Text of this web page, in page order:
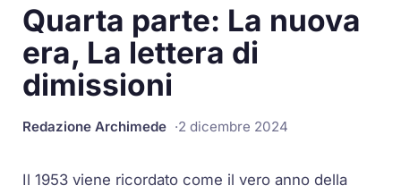
Quarta parte: La nuova
era, La lettera di
dimissioni
Redazione Archimede 2 dicembre 2024
Il 1953 viene ricordato come il vero anno della